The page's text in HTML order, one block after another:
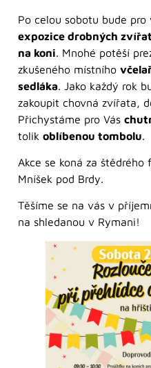
Po celou sobotu bude
expozice drobných zvířat
na koni. Mnohé potěší
zkušeného místního
sedláka. Jako každý rok
zakoupit chovná zvířata,
Přichystáme pro Vás
tolik oblíbenou tombolu.
Akce se koná za
Mníšek pod Brdy.
Těšíme se na vás v
na shledanou v Rymani!